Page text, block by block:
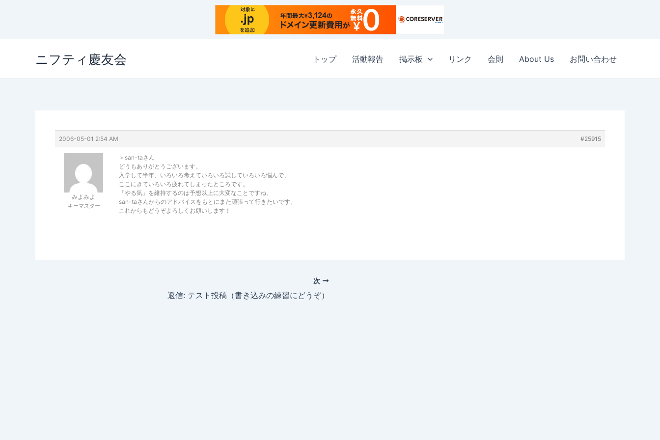
ニフティ慶友会 トップ 活動報告 掲示板 リンク 会則 About Us お問い合わせ
2006-05-01 2:54 AM #25915
みよみよ
キーマスター
＞san-taさん
どうもありがとうございます。
入学して半年、いろいろ考えていろいろ試していろいろ悩んで、
ここにきていろいろ疲れてしまったところです。
「やる気」を維持するのは予想以上に大変なことですね。
san-taさんからのアドバイスをもとにまた頑張って行きたいです。
これからもどうぞよろしくお願いします！
次
返信: テスト投稿（書き込みの練習にどうぞ）